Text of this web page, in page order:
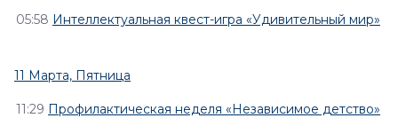
05:58 Интеллектуальная квест-игра «Удивительный мир»
11 Марта, Пятница
11:29 Профилактическая неделя «Независимое детство»